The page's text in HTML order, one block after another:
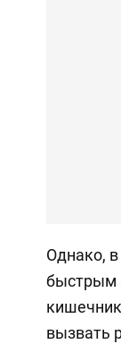
Однако,
быстрым
вызвать